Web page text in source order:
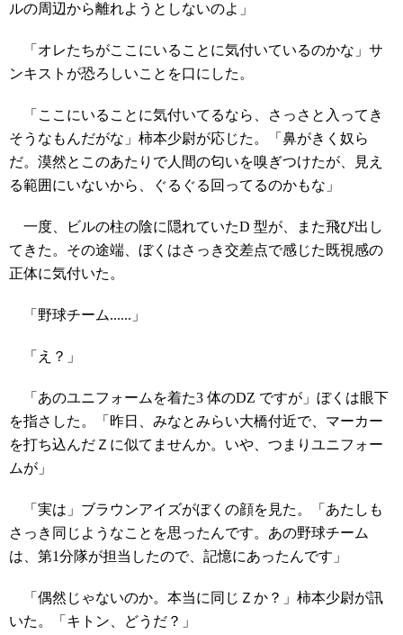
ルの周辺から離れようとしないのよ」
「オレたちがここにいることに気付いているのかな」サ
ンキストが恐ろしいことを口にした。
「ここにいることに気付いてるなら、さっさと入ってき
そうなもんだがな」柿本少尉が応じた。「鼻がきく奴ら
だ。漠然とこのあたりで人間の匂いを嗅ぎつけたが、見え
る範囲にいないから、ぐるぐる回ってるのかもな」
一度、ビルの柱の陰に隠れていたD 型が、また飛び出し
てきた。その途端、ぼくはさっき交差点で感じた既視感の
正体に気付いた。
「野球チーム......」
「え？」
「あのユニフォームを着た3 体のDZ ですが」ぼくは眼下
を指さした。「昨日、みなとみらい大橋付近で、マーカー
を打ち込んだＺに似てませんか。いや、つまりユニフォー
ムが」
「実は」ブラウンアイズがぼくの顔を見た。「あたしも
さっき同じようなことを思ったんです。あの野球チーム
は、第1分隊が担当したので、記憶にあったんです」
「偶然じゃないのか。本当に同じＺか？」柿本少尉が訊
いた。「キトン、どうだ？」